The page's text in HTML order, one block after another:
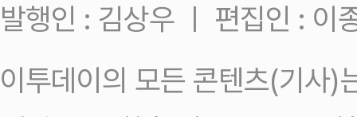
발행인 : 김상우 ㅣ 편집인 : 이
이투데이의 모든 콘텐츠(기사)